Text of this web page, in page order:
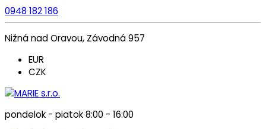
0948 182 186
Nižná nad Oravou, Závodná 957
EUR
CZK
pondelok - piatok 8:00 - 16:00